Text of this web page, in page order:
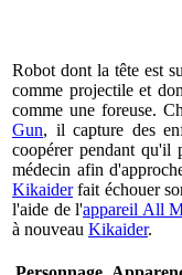
Robot dont la tête est
comme projectile et
comme une foreuse.
Gun, il capture des
coopérer pendant qu'il
médecin afin
Kikaiderfait échouer
l'aide de l'appareil All
à nouveau Kikaider.